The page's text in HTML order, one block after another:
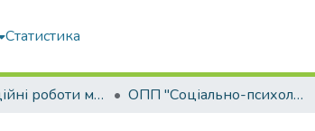
Статистика
Кваліфікаційні роботи магістрів ОПП "Соціально-психологічна реабілітація"